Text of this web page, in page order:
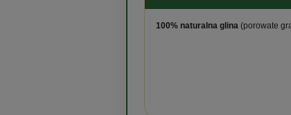
100% naturalna glina (porowate